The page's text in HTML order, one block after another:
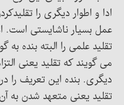
ادا و اطوار دیگری را
عمل بسیار ناشایستی است.
تقلید علمی را البته بنده
می گویند که تقلید یعنی
دیگری. بنده این تعریف را
تقلید یعنی متعهد شدن به